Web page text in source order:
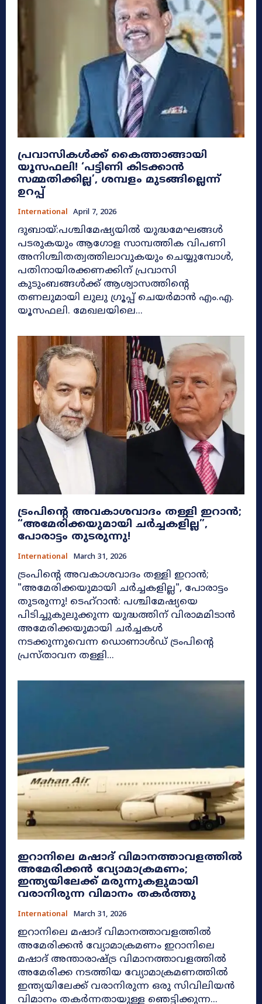
പ്രവാസികൾക്ക് കൈത്താങ്ങായി
യൂസഫലി! ‘പട്ടിണി കിടക്കാൻ
സമ്മതിക്കില്ല’, ശമ്പളം മുടങ്ങില്ലെന്ന്
ഉറപ്പ്
International April 7, 2026
ദുബായ്:പശ്ചിമേഷ്യയിൽ യുദ്ധമേഘങ്ങൾ
പടരുകയും ആഗോള സാമ്പത്തിക വിപണി
അനിശ്ചിതത്വത്തിലാവുകയും ചെയ്യുമ്പോൾ,
പതിനായിരക്കണക്കിന് പ്രവാസി
കുടുംബങ്ങൾക്ക് ആശ്വാസത്തിന്റെ
തണലുമായി ലുലു ഗ്രൂപ്പ് ചെയർമാൻ എം.എ.
യൂസഫലി. മേഖലയിലെ...
ട്രംപിന്റെ അവകാശവാദം തള്ളി ഇറാൻ;
“അമേരിക്കയുമായി ചർച്ചകളില്ല”,
പോരാട്ടം തുടരുന്നു!
International March 31, 2026
ട്രംപിന്റെ അവകാശവാദം തള്ളി ഇറാൻ;
"അമേരിക്കയുമായി ചർച്ചകളില്ല", പോരാട്ടം
തുടരുന്നു! ടെഹ്‌റാൻ: പശ്ചിമേഷ്യയെ
പിടിച്ചുകുലുക്കുന്ന യുദ്ധത്തിന് വിരാമമിടാൻ
അമേരിക്കയുമായി ചർച്ചകൾ
നടക്കുന്നുവെന്ന ഡൊണാൾഡ് ട്രംപിന്റെ
പ്രസ്താവന തള്ളി...
ഇറാനിലെ മഷാദ് വിമാനത്താവളത്തിൽ
അമേരിക്കൻ വ്യോമാക്രമണം;
ഇന്ത്യയിലേക്ക് മരുന്നുകളുമായി
വരാനിരുന്ന വിമാനം തകർത്തു
International March 31, 2026
ഇറാനിലെ മഷാദ് വിമാനത്താവളത്തിൽ
അമേരിക്കൻ വ്യോമാക്രമണം ഇറാനിലെ
മഷാദ് അന്താരാഷ്ട്ര വിമാനത്താവളത്തിൽ
അമേരിക്ക നടത്തിയ വ്യോമാക്രമണത്തിൽ
ഇന്ത്യയിലേക്ക് വരാനിരുന്ന ഒരു സിവിലിയൻ
വിമാനം തകർന്നതായുള്ള ഞെട്ടിക്കുന്ന...